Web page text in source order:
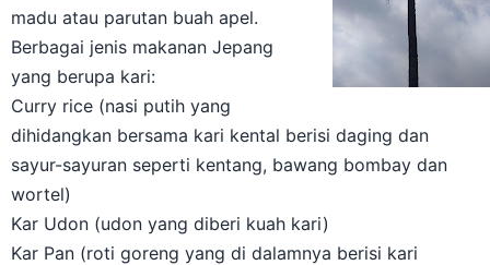
madu atau parutan buah apel.
Berbagai jenis makanan Jepang
yang berupa kari:
Curry rice (nasi putih yang
dihidangkan bersama kari kental berisi daging dan
sayur-sayuran seperti kentang, bawang bombay dan
wortel)
Kar Udon (udon yang diberi kuah kari)
Kar Pan (roti goreng yang di dalamnya berisi kari